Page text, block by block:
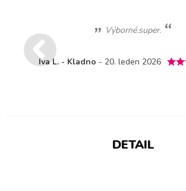
Výborné.super.
Iva L. - Kladno - 20. leden 2026
DETAIL